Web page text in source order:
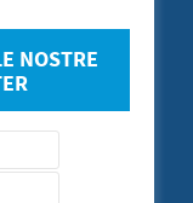
NOSTRE